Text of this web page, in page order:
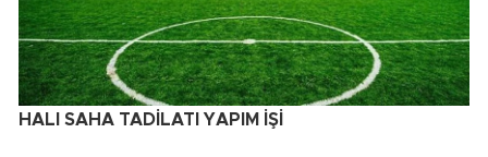
HALI SAHA TADİLATI YAPIM İŞİ